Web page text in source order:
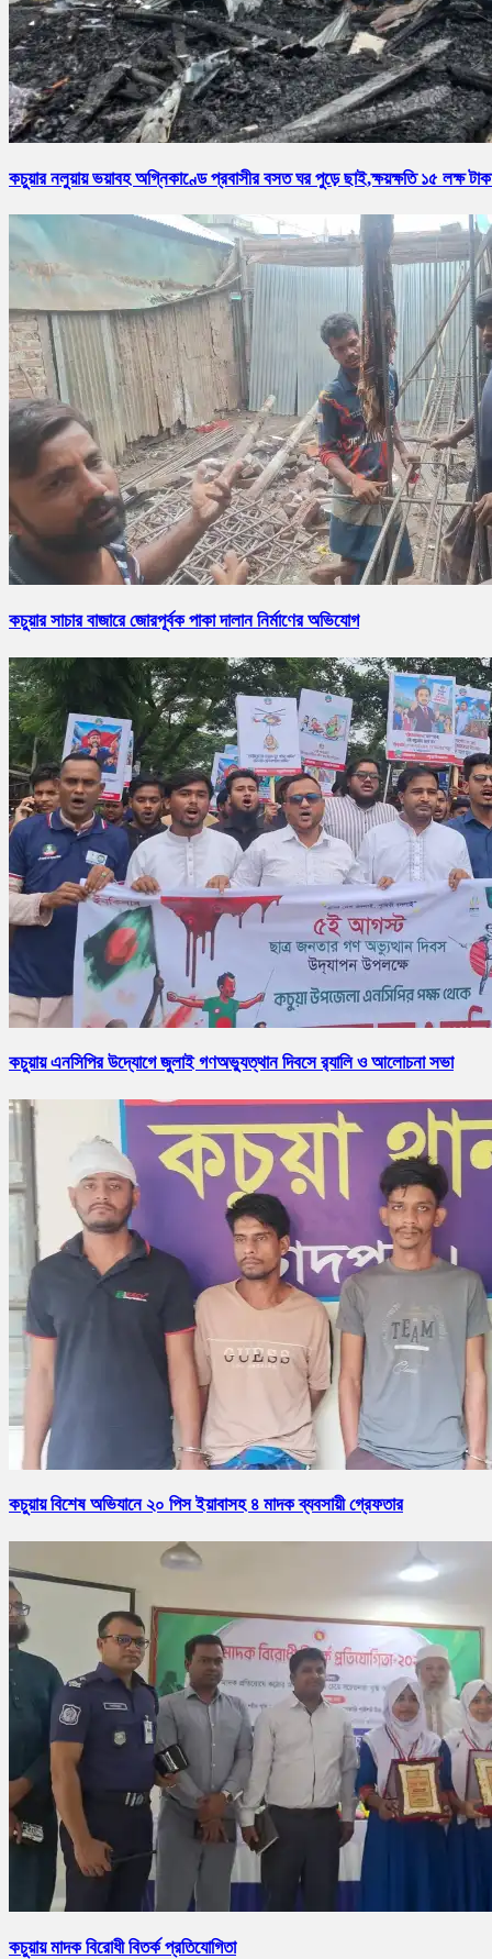
কচুয়ার নলুয়ায় ভয়াবহ অগ্নিকাণ্ডে প্রবাসীর বসত ঘর পুড়ে ছাই,ক্ষয়ক্ষতি ১৫ লক্ষ
কচুয়ার সাচার বাজারে জোরপূর্বক পাকা দালান নির্মাণের অভিযোগ
কচুয়ায় এনসিপির উদ্যোগে জুলাই গণঅভ্যুত্থান দিবসে র‌্যালি ও আলোচনা সভা
কচুয়ায় বিশেষ অভিযানে ২০ পিস ইয়াবাসহ ৪ মাদক ব্যবসায়ী গ্রেফতার
কচুয়ায় মাদক বিরোধী বিতর্ক প্রতিযোগিতা